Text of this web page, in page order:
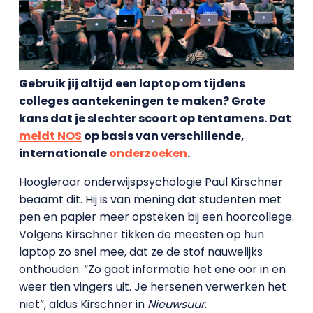
Gebruik jij altijd een laptop om tijdens
colleges aantekeningen te maken? Grote
kans dat je slechter scoort op tentamens. Dat
meldt NOS op basis van verschillende,
internationaleonderzoeken.
Hoogleraar onderwijspsychologie Paul Kirschner
beaamt dit. Hij is van mening dat studenten met
pen en papier meer opsteken bij een hoorcollege.
Volgens Kirschner tikken de meesten op hun
laptop zo snel mee, dat ze de stof nauwelijks
onthouden. “Zo gaat informatie het ene oor in en
weer tien vingers uit. Je hersenen verwerken het
niet”, aldus Kirschner in Nieuwsuur.